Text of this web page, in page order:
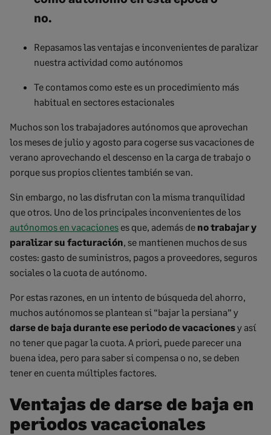
no.
Repasamos las ventajas e inconvenientes de paralizar
nuestra actividad como autónomos
Te contamos como este es un procedimiento más
habitual en sectores estacionales
Muchos son los trabajadores autónomos que aprovechan
los meses de julio y agosto para cogerse sus vacaciones de
verano aprovechando el descenso en la carga de trabajo o
porque sus propios clientes también se van.
Sin embargo, no las disfrutan con la misma tranquilidad
que otros. Uno de los principales inconvenientes de los
autónomos en vacaciones es que, además de no trabajar y
paralizar su facturación, se mantienen muchos de sus
costes: gasto de suministros, pagos a proveedores, seguros
sociales o la cuota de autónomo.
Por estas razones, en un intento de búsqueda del ahorro,
muchos autónomos se plantean si “bajar la persiana” y
darse de baja durante ese periodo de vacacionesy así
no tener que pagar la cuota. A priori, puede parecer una
buena idea, pero para saber si compensa o no, se deben
tener en cuenta múltiples factores.
Ventajas de darse de baja en
periodos vacacionales